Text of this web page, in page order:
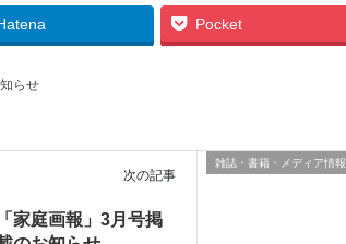
Pocket
らせ
雑誌・書籍・メディア情報
次の記事
「家庭画報」3月号掲